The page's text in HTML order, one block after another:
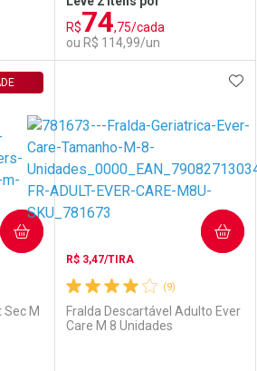
Comprar sem Desconto
Por R$ 64,90/cada
Comprar sem Desconto
Por R$ 64,90/cada
R$74,75/cada
ou R$ 114,99/un
Laboratório
Por Menos
M
(9)
R$ 3,47/TIRA
Fralda Descartável Adulto Ever
Care M 8 Unidades
COMPRAR